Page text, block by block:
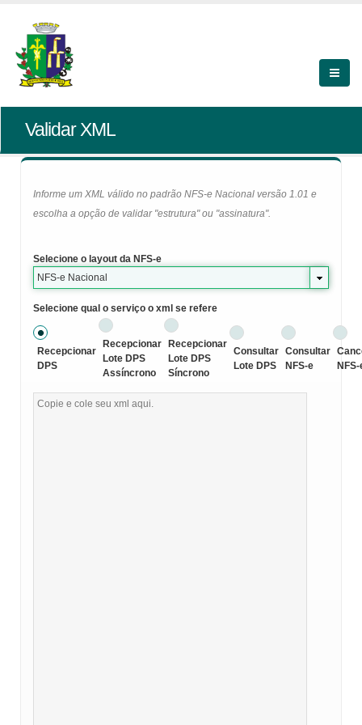
Validar XML
Informe um XML válido no padrão NFS-e Nacional versão 1.01 e
escolha a opção de validar "estrutura" ou "assinatura".
Selecione o layout da NFS-e
NFS-e Nacional
Selecione qual o serviço o xml se refere
Recepcionar
DPS
Recepcionar
Lote DPS
Assíncrono
Recepcionar
Lote DPS
Síncrono
Consultar
Lote DPS
Consultar
NFS-e
NFS-